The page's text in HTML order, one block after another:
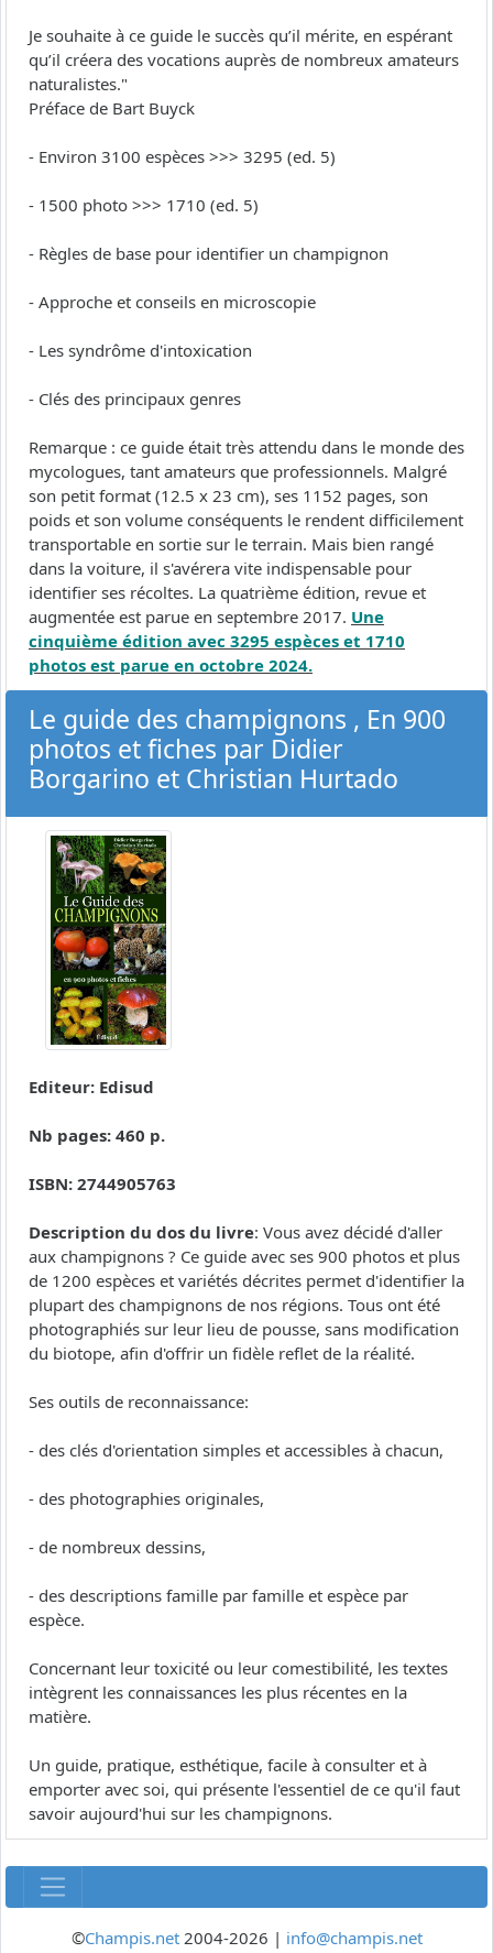
Je souhaite à ce guide le succès qu’il mérite, en espérant
qu’il créera des vocations auprès de nombreux amateurs
naturalistes."
Préface de Bart Buyck
- Environ 3100 espèces >>> 3295 (ed. 5)
- 1500 photo >>> 1710 (ed. 5)
- Règles de base pour identifier un champignon
- Approche et conseils en microscopie
- Les syndrôme d'intoxication
- Clés des principaux genres
Remarque : ce guide était très attendu dans le monde des
mycologues, tant amateurs que professionnels. Malgré
son petit format (12.5 x 23 cm), ses 1152 pages, son
poids et son volume conséquents le rendent difficilement
transportable en sortie sur le terrain. Mais bien rangé
dans la voiture, il s'avérera vite indispensable pour
identifier ses récoltes. La quatrième édition, revue et
augmentée est parue en septembre 2017. Une
cinquième édition avec 3295 espèces et 1710
photos est parue en octobre 2024.
Le guide des champignons , En 900
photos et fiches par Didier
Borgarino et Christian Hurtado
Editeur: Edisud
Nb pages: 460 p.
ISBN: 2744905763
Description du dos du livre: Vous avez décidé d'aller
aux champignons ? Ce guide avec ses 900 photos et plus
de 1200 espèces et variétés décrites permet d'identifier la
plupart des champignons de nos régions. Tous ont été
photographiés sur leur lieu de pousse, sans modification
du biotope, afin d'offrir un fidèle reflet de la réalité.
Ses outils de reconnaissance:
- des clés d'orientation simples et accessibles à chacun,
- des photographies originales,
- de nombreux dessins,
- des descriptions famille par famille et espèce par
espèce.
Concernant leur toxicité ou leur comestibilité, les textes
intègrent les connaissances les plus récentes en la
matière.
Un guide, pratique, esthétique, facile à consulter et à
emporter avec soi, qui présente l'essentiel de ce qu'il faut
savoir aujourd'hui sur les champignons.
©Champis.net2004-2026 | info@champis.net